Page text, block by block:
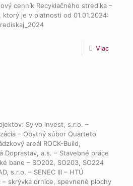
cenník Recyklačného stredika –
ktorý je v platnosti od 01.01.2024:
Viac
Sylvo invest, s.r.o. –
– Obytný súbor Quarteto
areál ROCK-Build,
Doprastav, a.s. – Stavebné práce
bane – SO202, SO203, SO224
s.r.o. – SENEC III – HTÚ
– skrývka ornice, spevnené plochy